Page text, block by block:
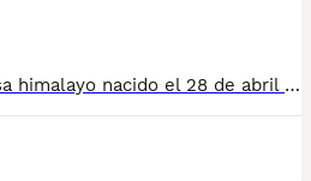
Disponible en gatito persa himalayo nacido el 28 de abril hay macho y hembra y varios colores se entrega vacunado desparasitado con tu cartilla veterinaria ardía para más información al teléfono 679-80 5021 te mando fotos y vídeos por whatsapp